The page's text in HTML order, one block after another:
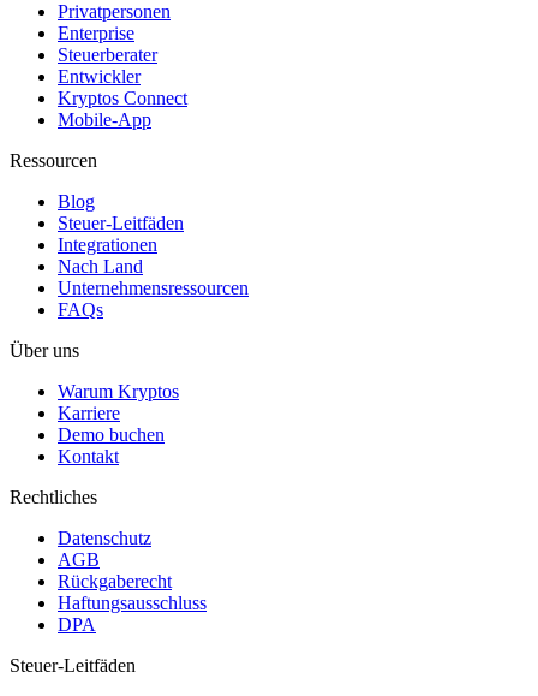
Privatpersonen
Enterprise
Steuerberater
Entwickler
Kryptos Connect
Mobile-App
Ressourcen
Blog
Steuer-Leitfäden
Integrationen
Nach Land
Unternehmensressourcen
FAQs
Über uns
Warum Kryptos
Karriere
Demo buchen
Kontakt
Rechtliches
Datenschutz
AGB
Rückgaberecht
Haftungsausschluss
DPA
Steuer-Leitfäden